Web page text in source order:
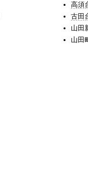
高須
古田
山田
山田